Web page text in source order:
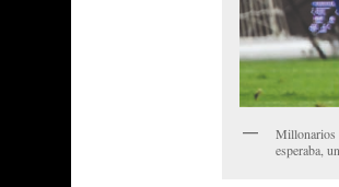
esperaba,